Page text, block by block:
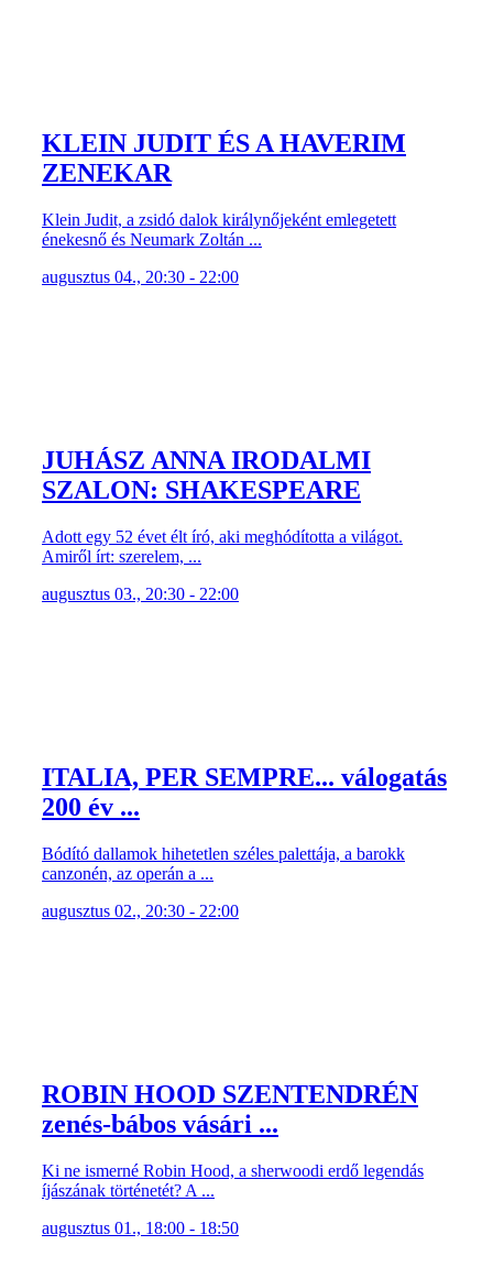
KLEIN JUDIT ÉS A HAVERIM
ZENEKAR
Klein Judit, a zsidó dalok királynőjeként emlegetett
énekesnő és Neumark Zoltán ...
augusztus 04., 20:30 - 22:00
JUHÁSZ ANNA IRODALMI
SZALON: SHAKESPEARE
Adott egy 52 évet élt író, aki meghódította a világot.
Amiről írt: szerelem, ...
augusztus 03., 20:30 - 22:00
ITALIA, PER SEMPRE... válogatás
200 év ...
Bódító dallamok hihetetlen széles palettája, a barokk
canzonén, az operán a ...
augusztus 02., 20:30 - 22:00
ROBIN HOOD SZENTENDRÉN
zenés-bábos vásári ...
Ki ne ismerné Robin Hood, a sherwoodi erdő legendás
íjászának történetét? A ...
augusztus 01., 18:00 - 18:50